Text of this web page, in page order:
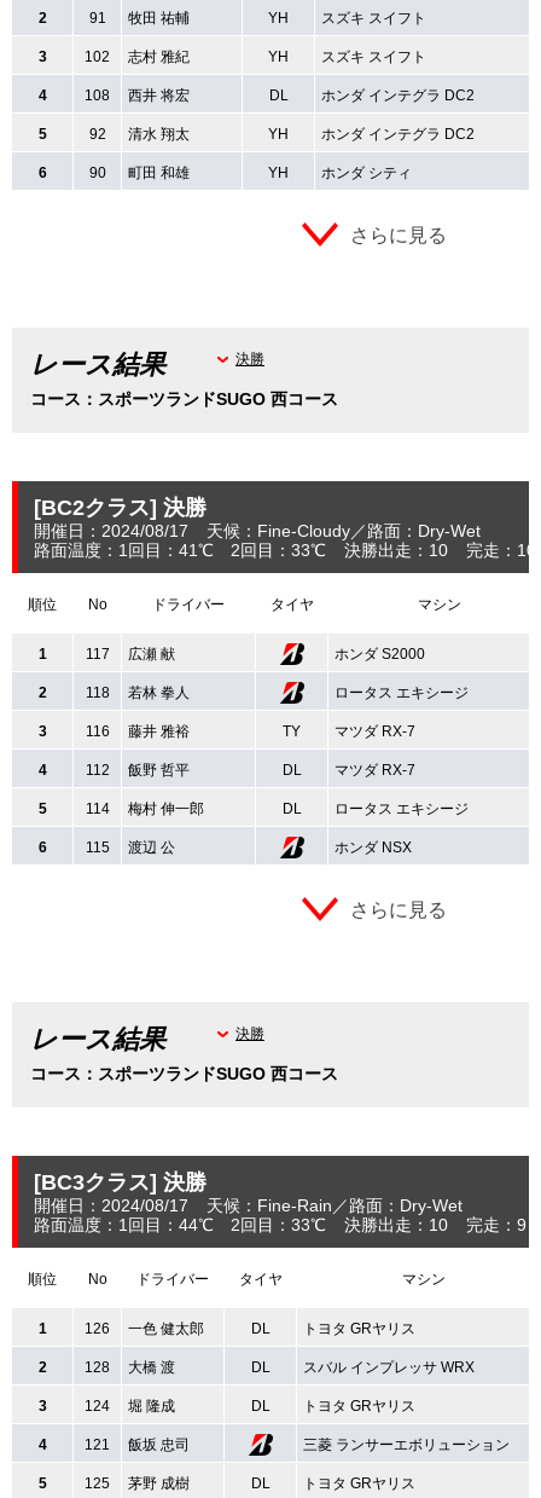
2 91 牧田 祐輔 YH スズキ スイフト
3 102 志村 雅紀 YH スズキ スイフト
4 108 西井 将宏 DL ホンダ インテグラ DC2
5 92 清水 翔太 YH ホンダ インテグラ DC2
6 90 町田 和雄 YH ホンダ シティ
さらに見る
レース結果
コース：スポーツランドSUGO 西コース
決勝
[BC2クラス] 決勝
開催日：2024/08/17 天候：Fine-Cloudy
路面：Dry-Wet
路面温度：1回目：41℃ 2回目：33℃
決勝出走：10 完走：10
順位 No ドライバー タイヤ マシン
1 117 広瀬 献 ホンダ S2000
2 118 若林 拳人 ロータス エキシージ
3 116 藤井 雅裕 TY マツダ RX-7
4 112 飯野 哲平 DL マツダ RX-7
5 114 梅村 伸一郎 DL ロータス エキシージ
6 115 渡辺 公 ホンダ NSX
さらに見る
レース結果
コース：スポーツランドSUGO 西コース
決勝
[BC3クラス] 決勝
開催日：2024/08/17 天候：Fine-Rain
路面：Dry-Wet
路面温度：1回目：44℃ 2回目：33℃
決勝出走：10 完走：9
順位 No ドライバー タイヤ マシン
1 126 一色 健太郎 DL トヨタ GRヤリス
2 128 大橋 渡 DL スバル インプレッサ WRX
3 124 堀 隆成 DL トヨタ GRヤリス
4 121 飯坂 忠司 三菱 ランサーエボリューション
5 125 茅野 成樹 DL トヨタ GRヤリス